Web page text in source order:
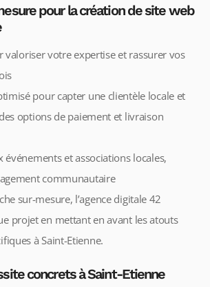
pour la création de site web
valoriser votre expertise et rassurer vos
pour capter une clientèle locale et
options de paiement et livraison
événements et associations locales,
communautaire
sur-mesure, l’agence digitale 42
projet en mettant en avant les atouts
à Saint-Etienne.
concrets à Saint-Etienne